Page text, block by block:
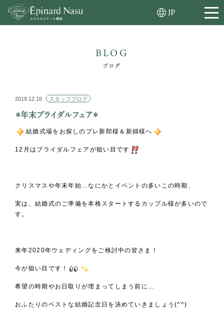
JP
BLOG
ブログ
2019.12.16 スタッフブログ
＊年末ブライダルフェア＊
結婚式場をお探しのプレ新郎様＆新婦様へ
12月はブライダルフェアが狙い目です
クリスマスや年末年始…なにかとイベントの多いこの時期、
実は、結婚式のご準備を本格スタートするカップル様が多いので
す。
来年2020年ウェディングをご検討中の皆さま！
今が狙い目です！
希望の時期やお日取りが埋まってしまう前に…
おふたりのベストな結婚記念日を決めていきましょう(^^)